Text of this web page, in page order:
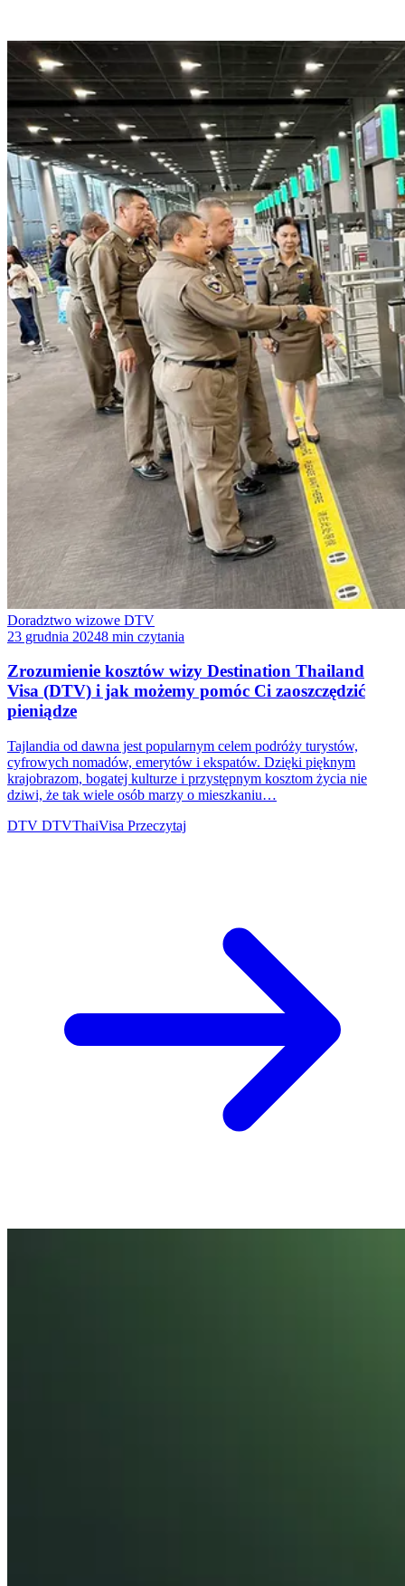
Doradztwo wizowe DTV
23 grudnia 20248 min czytania
Zrozumienie kosztów wizy Destination Thailand
Visa (DTV) i jak możemy pomóc Ci zaoszczędzić
pieniądze
Tajlandia od dawna jest popularnym celem podróży turystów,
cyfrowych nomadów, emerytów i ekspatów. Dzięki pięknym
krajobrazom, bogatej kulturze i przystępnym kosztom życia nie
dziwi, że tak wiele osób marzy o mieszkaniu…
DTV DTVThaiVisa Przeczytaj